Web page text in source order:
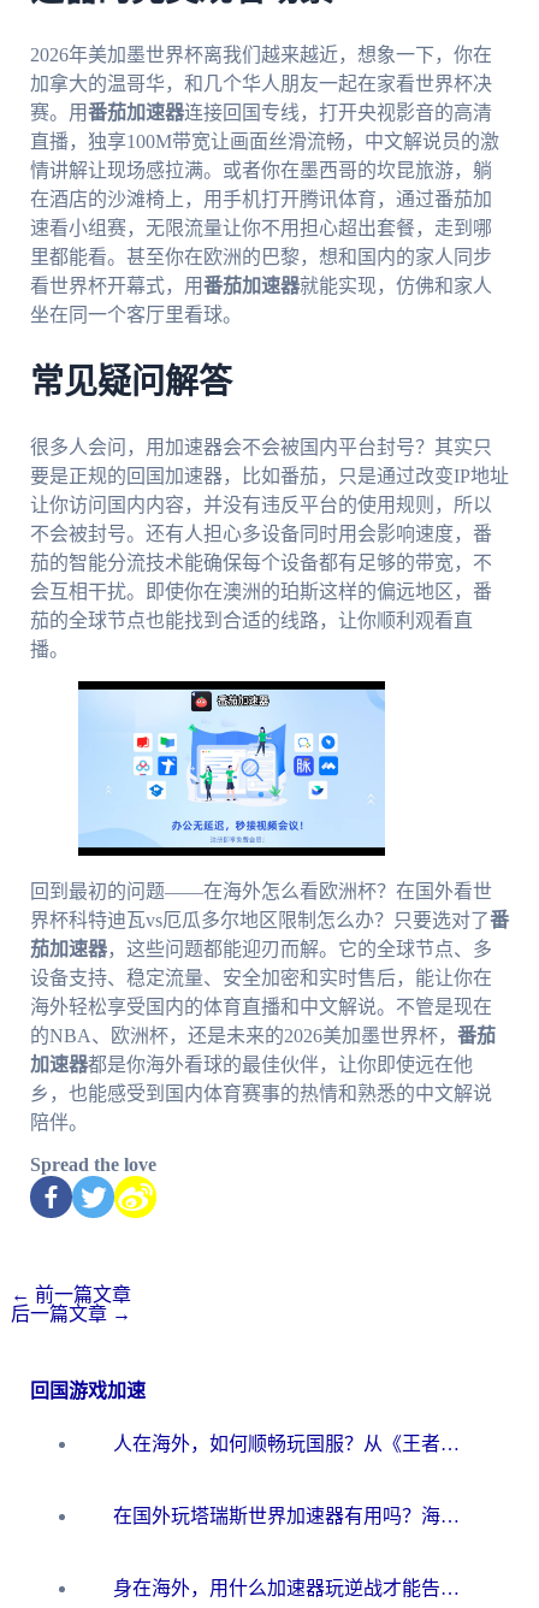
2026年美加墨世界杯离我们越来越近，想象一下，你在
加拿大的温哥华，和几个华人朋友一起在家看世界杯决
赛。用番茄加速器连接回国专线，打开央视影音的高清
直播，独享100M带宽让画面丝滑流畅，中文解说员的激
情讲解让现场感拉满。或者你在墨西哥的坎昆旅游，躺
在酒店的沙滩椅上，用手机打开腾讯体育，通过番茄加
速看小组赛，无限流量让你不用担心超出套餐，走到哪
里都能看。甚至你在欧洲的巴黎，想和国内的家人同步
看世界杯开幕式，用番茄加速器就能实现，仿佛和家人
坐在同一个客厅里看球。
常见疑问解答
很多人会问，用加速器会不会被国内平台封号？其实只
要是正规的回国加速器，比如番茄，只是通过改变IP地址
让你访问国内内容，并没有违反平台的使用规则，所以
不会被封号。还有人担心多设备同时用会影响速度，番
茄的智能分流技术能确保每个设备都有足够的带宽，不
会互相干扰。即使你在澳洲的珀斯这样的偏远地区，番
茄的全球节点也能找到合适的线路，让你顺利观看直
播。
回到最初的问题——在海外怎么看欧洲杯？在国外看世
界杯科特迪瓦vs厄瓜多尔地区限制怎么办？只要选对了番
茄加速器，这些问题都能迎刃而解。它的全球节点、多
设备支持、稳定流量、安全加密和实时售后，能让你在
海外轻松享受国内的体育直播和中文解说。不管是现在
的NBA、欧洲杯，还是未来的2026美加墨世界杯， 番茄
加速器都是你海外看球的最佳伙伴，让你即使远在他
乡，也能感受到国内体育赛事的热情和熟悉的中文解说
陪伴。
Spread the love
← 前一篇文章
后一篇文章 →
回国游戏加速
人在海外，如何顺畅玩国服？从《王者荣耀》到《云图计划》的加速器终极指南
在国外玩塔瑞斯世界加速器有用吗？海外玩家亲测后的真实答案
身在海外，用什么加速器玩逆战才能告别延迟？